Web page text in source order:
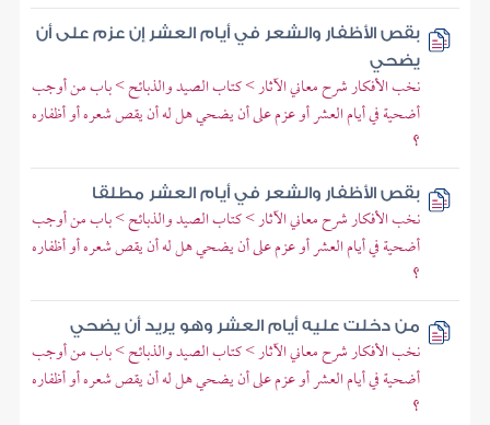
بقص الأظفار والشعر في أيام العشر إن عزم على أن
يضحي
نخب الأفكار شرح معاني الآثار > كتاب الصيد والذبائح > باب من أوجب
أضحية في أيام العشر أو عزم على أن يضحي هل له أن يقص شعره أو أظفاره
؟
بقص الأظفار والشعر في أيام العشر مطلقا
نخب الأفكار شرح معاني الآثار > كتاب الصيد والذبائح > باب من أوجب
أضحية في أيام العشر أو عزم على أن يضحي هل له أن يقص شعره أو أظفاره
؟
من دخلت عليه أيام العشر وهو يريد أن يضحي
نخب الأفكار شرح معاني الآثار > كتاب الصيد والذبائح > باب من أوجب
أضحية في أيام العشر أو عزم على أن يضحي هل له أن يقص شعره أو أظفاره
؟